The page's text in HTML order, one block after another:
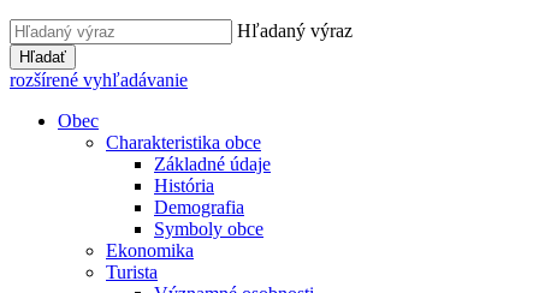
Hľadaný výraz
Hľadať
rozšírené vyhľadávanie
Obec
Charakteristika obce
Základné údaje
História
Demografia
Symboly obce
Ekonomika
Turista